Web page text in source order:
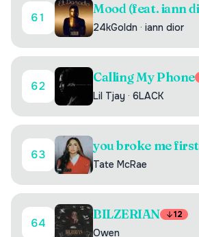
61
Mood (feat. iann
24kGoldn · iann dior
62
Calling My Phone
Lil Tjay · 6LACK
63
you broke me first
Tate McRae
64
BILZERIAN 12
Owen